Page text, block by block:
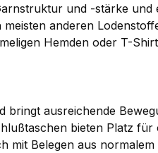
und -stärke
anderen
Hemden oder T-
ausreichende
bieten Platz
mit Belegen aus